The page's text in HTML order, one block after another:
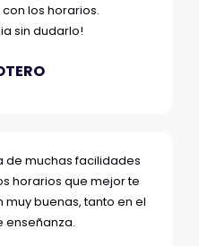
los horarios.
sin dudarlo!
de muchas facilidades
horarios que mejor te
muy buenas, tanto en el
enseñanza.